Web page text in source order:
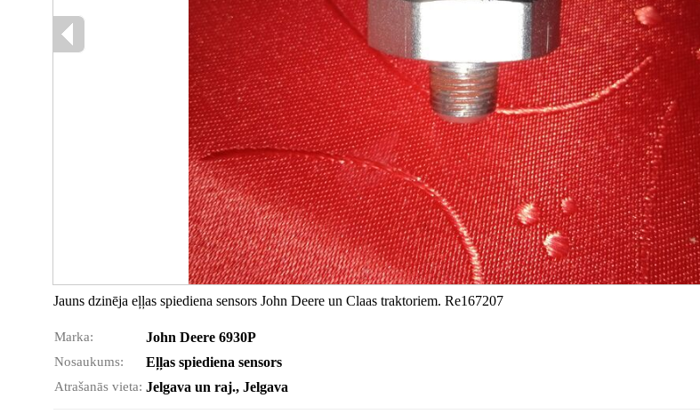
Jauns dzinēja eļļas spiediena sensors John Deere un Claas traktoriem. Re167207
Marka: John Deere 6930P
Nosaukums: Eļļas spiediena sensors
Atrašanās vieta: Jelgava un raj., Jelgava